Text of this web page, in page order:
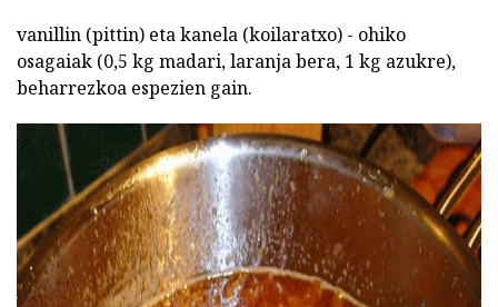
vanillin (pittin) eta kanela (koilaratxo) - ohiko
osagaiak (0,5 kg madari, laranja bera, 1 kg azukre),
beharrezkoa espezien gain.